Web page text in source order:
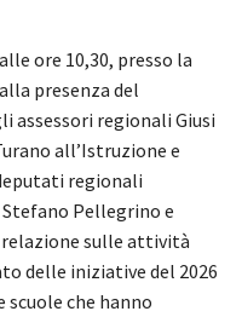
ore 10,30, presso la
presenza del
assessori regionali Giusi
all’Istruzione e
regionali
Pellegrino e
sulle attività
delle iniziative del 2026
che hanno